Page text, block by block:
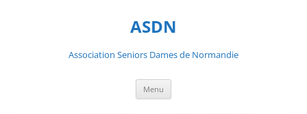
ASDN
Association Seniors Dames de Normandie
Menu